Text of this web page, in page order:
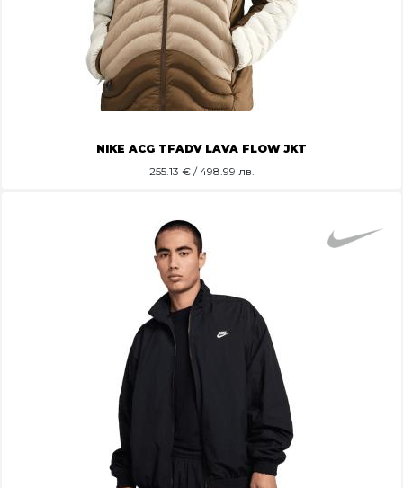
NIKE ACG TFADV LAVA FLOW JKT
255.13 € / 498.99 лв.